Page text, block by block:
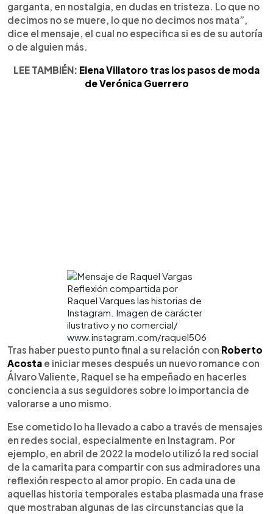
garganta, en nostalgia, en dudas en tristeza. Lo que no
decimos no se muere, lo que no decimos nos mata”,
dice el mensaje, el cual no especifica si es de su autoría
o de alguien más.
LEE TAMBIÉN: Elena Villatoro tras los pasos de moda
de Verónica Guerrero
Reflexión compartida por
Raquel Varques las historias de
Instagram. Imagen de carácter
ilustrativo y no comercial/
www.instagram.com/raquel506
Tras haber puesto punto final a su relación con Roberto
Acosta e iniciar meses después un nuevo romance con
Álvaro Valiente, Raquel se ha empeñado en hacerles
conciencia a sus seguidores sobre lo importancia de
valorarse a uno mismo.
Ese cometido lo ha llevado a cabo a través de mensajes
en redes social, especialmente en Instagram. Por
ejemplo, en abril de 2022 la modelo utilizó la red social
de la camarita para compartir con sus admiradores una
reflexión respecto al amor propio. En cada una de
aquellas historia temporales estaba plasmada una frase
que mostraban algunas de las circunstancias que la